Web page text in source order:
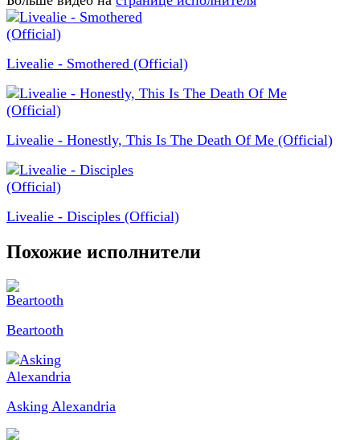
Livealie - Smothered (Official)
Livealie - Honestly, This Is The Death Of Me (Official)
Livealie - Disciples (Official)
Похожие исполнители
Beartooth
Asking Alexandria